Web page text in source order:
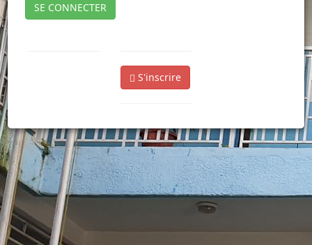
SE CONNECTER
S'inscrire